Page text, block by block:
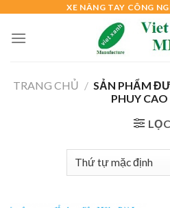
content
XE NÂNG TAY CÔNG
TRANG CHỦ / SẢN PHẨM
PHUY CAO
LỌC